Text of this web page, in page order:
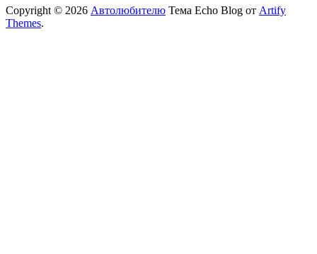
Copyright © 2026 Автолюбителю Тема Echo Blog от Artify
Themes.